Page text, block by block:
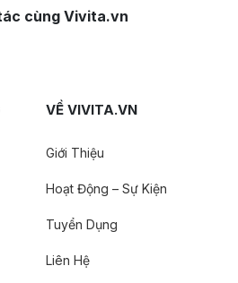
cùng Vivita.vn
VỀ VIVITA.VN
Giới Thiệu
Hoạt Động – Sự Kiện
Tuyển Dụng
Liên Hệ